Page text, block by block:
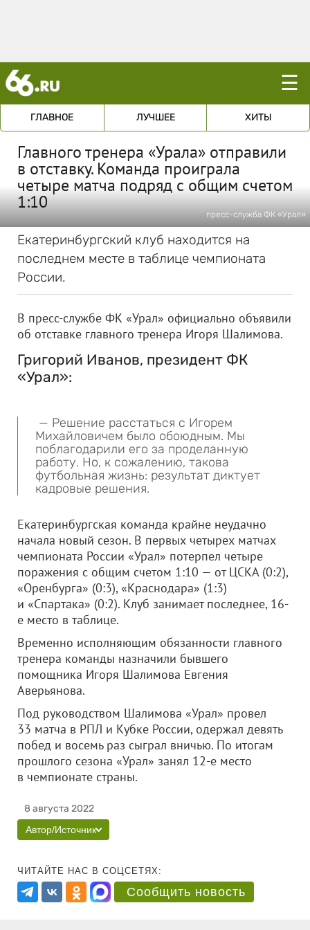
☰
ГЛАВНОЕ ЛУЧШЕЕ ХИТЫ
Главного тренера «Урала» отправили
в отставку. Команда проиграла
четыре матча подряд с общим счетом
1:10
пресс-служба ФК «Урал»
Екатеринбургский клуб находится на
последнем месте в таблице чемпионата
России.
В пресс-службе ФК «Урал» официально объявили
об отставке главного тренера Игоря Шалимова.
Григорий Иванов, президент ФК
«Урал»:
— Решение расстаться с Игорем
Михайловичем было обоюдным. Мы
поблагодарили его за проделанную
работу. Но, к сожалению, такова
футбольная жизнь: результат диктует
кадровые решения.
Екатеринбургская команда крайне неудачно
начала новый сезон. В первых четырех матчах
чемпионата России «Урал» потерпел четыре
поражения с общим счетом 1:10 — от ЦСКА (0:2),
«Оренбурга» (0:3), «Краснодара» (1:3)
и «Спартака» (0:2). Клуб занимает последнее, 16-
е место в таблице.
Временно исполняющим обязанности главного
тренера команды назначили бывшего
помощника Игоря Шалимова Евгения
Аверьянова.
Под руководством Шалимова «Урал» провел
33 матча в РПЛ и Кубке России, одержал девять
побед и восемь раз сыграл вничью. По итогам
прошлого сезона «Урал» занял 12-е место
в чемпионате страны.
8 августа 2022
Автор/Источник
ЧИТАЙТЕ НАС В СОЦСЕТЯХ:
Сообщить новость